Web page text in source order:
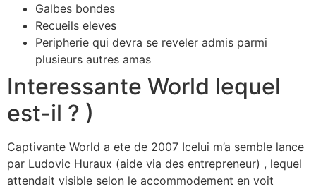
Galbes bondes
Recueils eleves
Peripherie qui devra se reveler admis parmi
plusieurs autres amas
Interessante World lequel
est-il ? )
Captivante World a ete de 2007 Icelui m’a semble lance
par Ludovic Huraux (aide via des entrepreneur) , lequel
attendait visible selon le accommodement en voit